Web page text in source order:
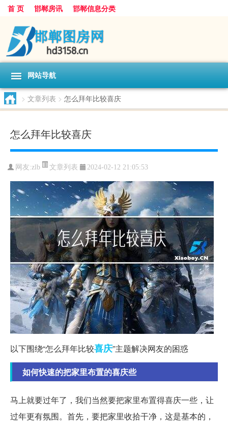
首 页 邯郸房讯 邯郸信息分类
网站导航
> 文章列表 > 怎么拜年比较喜庆
怎么拜年比较喜庆
网友:zlb 文章列表 2024-02-12 21:05:53
以下围绕“怎么拜年比较喜庆”主题解决网友的困惑
如何快速的把家里布置的喜庆些
马上就要过年了，我们当然要把家里布置得喜庆一些，让
过年更有氛围。首先，要把家里收拾干净，这是基本的，